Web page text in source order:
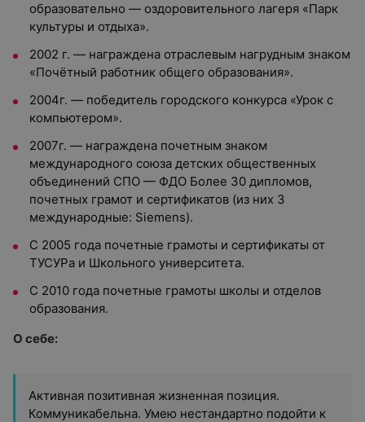
образовательно — оздоровительного лагеря «Парк
культуры и отдыха».
2002 г. — награждена отраслевым нагрудным знаком
«Почётный работник общего образования».
2004г. — победитель городского конкурса «Урок с
компьютером».
2007г. — награждена почетным знаком
международного союза детских общественных
объединений СПО — ФДО Более 30 дипломов,
почетных грамот и сертификатов (из них 3
международные: Siemens).
С 2005 года почетные грамоты и сертификаты от
ТУСУРа и Школьного университета.
С 2010 года почетные грамоты школы и отделов
образования.
О себе:
Активная позитивная жизненная позиция.
Коммуникабельна. Умею нестандартно подойти к